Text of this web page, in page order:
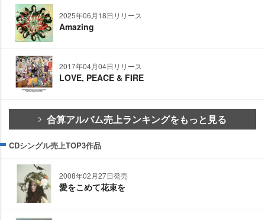
2025年06月18日リリース
Amazing
2017年04月04日リリース
LOVE, PEACE & FIRE
合算アルバム売上ランキングをもっと見る
CDシングル売上TOP3作品
2008年02月27日発売
愛をこめて花束を